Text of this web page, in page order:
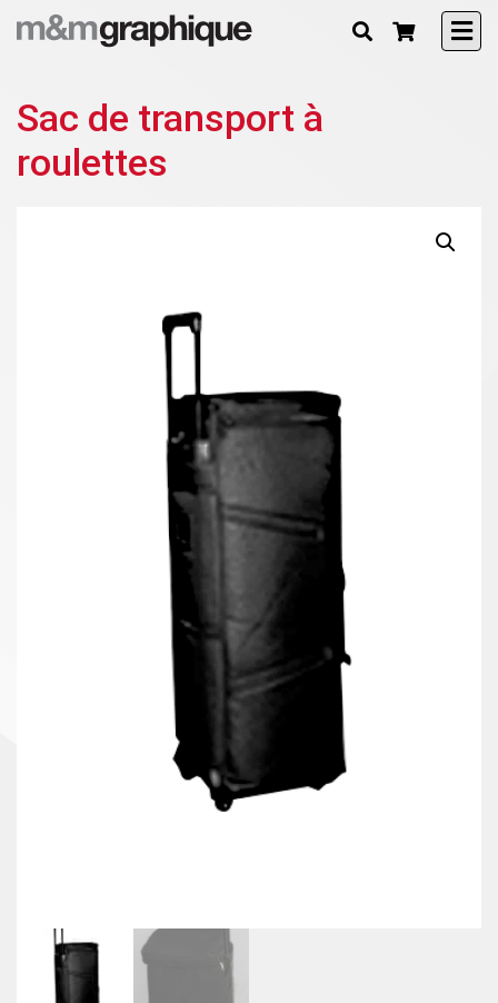
Sac de transport à
roulettes